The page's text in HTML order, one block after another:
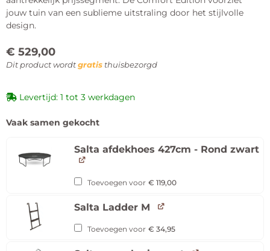
jouw tuin van een sublieme uitstraling door het stijlvolle
design.
€ 529,00
Dit product wordt gratis thuisbezorgd
Levertijd: 1 tot 3 werkdagen
Vaak samen gekocht
Salta afdekhoes 427cm - Rond zwart
Toevoegen voor € 119,00
Salta Ladder M
Toevoegen voor € 34,95